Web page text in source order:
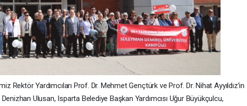
Rektör Yardımcıları Prof. Dr. Mehmet Gençtürk ve Prof. Dr. Nihat Ayyıldız’in
Ulusan, Isparta Belediye Başkan Yardımcısı Uğur Büyükçulcu,